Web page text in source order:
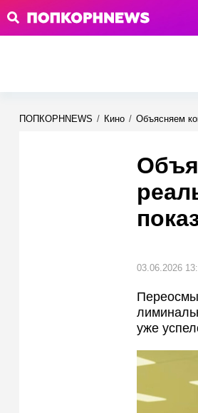
ПОПКОРНNEWS / Кино / Объясняем
03.06.2026
уже